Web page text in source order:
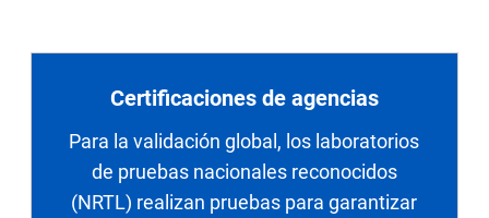
Certificaciones de agencias
Para la validación global, los laboratorios
de pruebas nacionales reconocidos
(NRTL) realizan pruebas para garantizar